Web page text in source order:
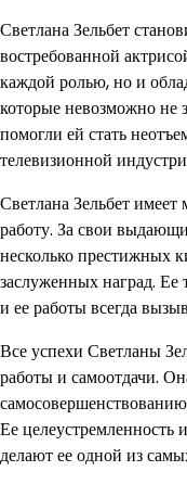
Светлана Зельбет
востребованной
каждой ролью, но и
которые невозможно не
помогли ей стать
телевизионной
Светлана Зельбет
работу. За свои
несколько престижных
заслуженных наград.
и ее работы всегда
Все успехи Светланы
работы и самоотдачи.
Ее целеустремленность
делают ее одной из